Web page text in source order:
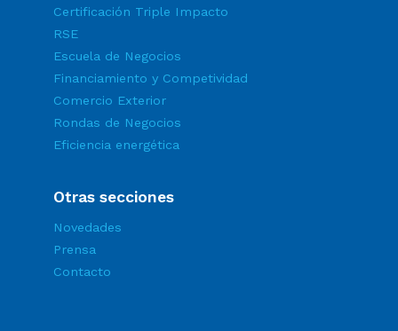
Certificación Triple Impacto
RSE
Escuela de Negocios
Financiamiento y Competividad
Comercio Exterior
Rondas de Negocios
Eficiencia energética
Otras secciones
Novedades
Prensa
Contacto